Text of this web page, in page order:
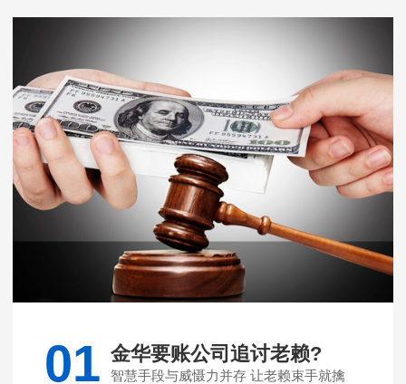
01 金华要账公司追讨老赖?
智慧手段与威慑力并存 让老赖束手就擒